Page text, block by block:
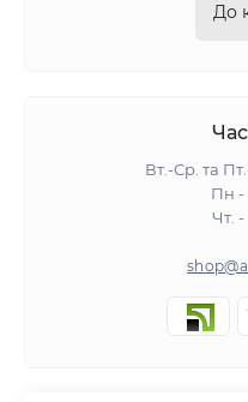
До
Вт.-Ср. та
Пн -
Чт.